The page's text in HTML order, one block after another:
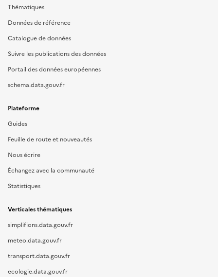
Thématiques
Données de référence
Catalogue de données
Suivre les publications des données
Portail des données européennes
schema.data.gouv.fr
Plateforme
Guides
Feuille de route et nouveautés
Nous écrire
Échangez avec la communauté
Statistiques
Verticales thématiques
simplifions.data.gouv.fr
meteo.data.gouv.fr
transport.data.gouv.fr
ecologie.data.gouv.fr